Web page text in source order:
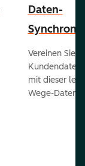
Daten-
Vereinen Sie
Kundendaten
mit dieser
Wege-Daten-